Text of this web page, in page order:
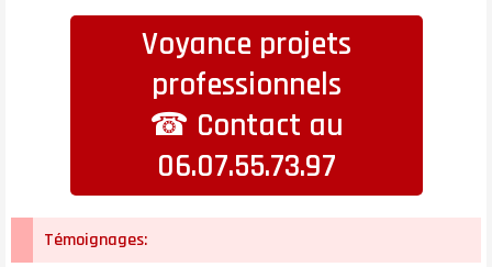
Voyance projets
professionnels
☎ Contact au
06.07.55.73.97
Témoignages: